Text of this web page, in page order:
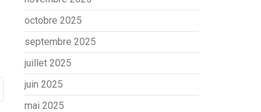
octobre 2025
septembre 2025
juillet 2025
juin 2025
mai 2025